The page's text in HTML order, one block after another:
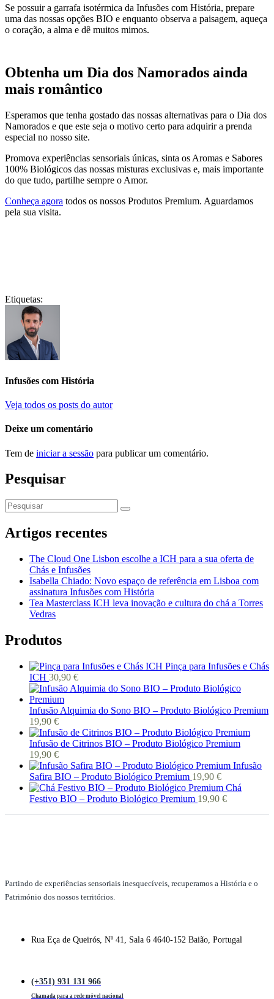
Se possuir a garrafa isotérmica da Infusões com História, prepare
uma das nossas opções BIO e enquanto observa a paisagem, aqueça
o coração, a alma e dê muitos mimos.
Obtenha um Dia dos Namorados ainda
mais romântico
Esperamos que tenha gostado das nossas alternativas para o Dia dos
Namorados e que este seja o motivo certo para adquirir a prenda
especial no nosso site.
Promova experiências sensoriais únicas, sinta os Aromas e Sabores
100% Biológicos das nossas misturas exclusivas e, mais importante
do que tudo, partilhe sempre o Amor.
Conheça agora todos os nossos Produtos Premium. Aguardamos
pela sua visita.
Etiquetas:
Infusões com História
Veja todos os posts do autor
Deixe um comentário
Tem de iniciar a sessão para publicar um comentário.
Pesquisar
Artigos recentes
The Cloud One Lisbon escolhe a ICH para a sua oferta de
Chás e Infusões
Isabella Chiado: Novo espaço de referência em Lisboa com
assinatura Infusões com História
Tea Masterclass ICH leva inovação e cultura do chá a Torres
Vedras
Produtos
Pinça para Infusões e Chás
ICH 30,90 €
Infusão Alquimia do Sono BIO – Produto Biológico Premium
19,90 €
Infusão de Citrinos BIO – Produto Biológico Premium
19,90 €
Infusão
Safira BIO – Produto Biológico Premium 19,90 €
Chá
Festivo BIO – Produto Biológico Premium 19,90 €
Partindo de experiências sensoriais inesquecíveis, recuperamos a História e o
Património dos nossos territórios.
Rua Eça de Queirós, Nº 41, Sala 6 4640-152 Baião, Portugal
(+351) 931 131 966
Chamada para a rede móvel nacional